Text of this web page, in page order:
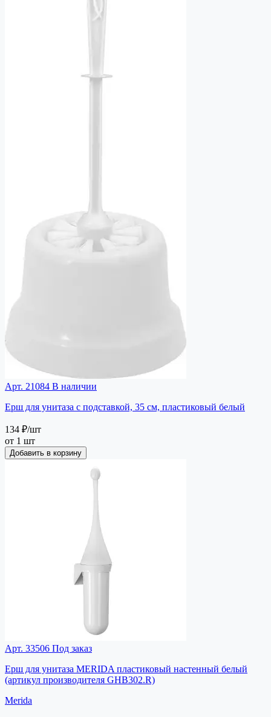
Арт. 21084 В наличии
Ерш для унитаза с подставкой, 35 см, пластиковый белый
134 ₽/шт
от 1 шт
Добавить в корзину
Арт. 33506 Под заказ
Ерш для унитаза MERIDA пластиковый настенный белый
(артикул производителя GHB302.R)
Merida